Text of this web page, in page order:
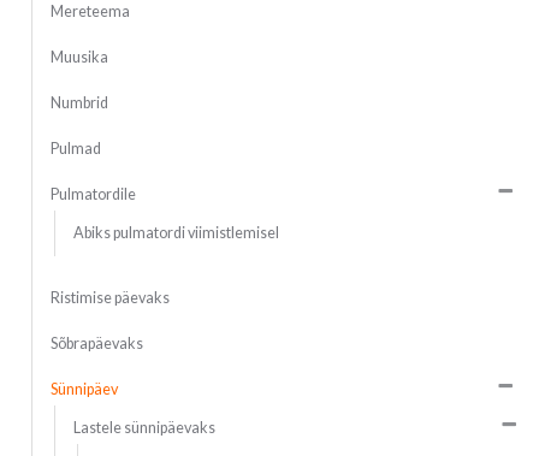
Mereteema
Muusika
Numbrid
Pulmad
Pulmatordile
Abiks pulmatordi viimistlemisel
Ristimise päevaks
Sõbrapäevaks
Sünnipäev
Lastele sünnipäevaks